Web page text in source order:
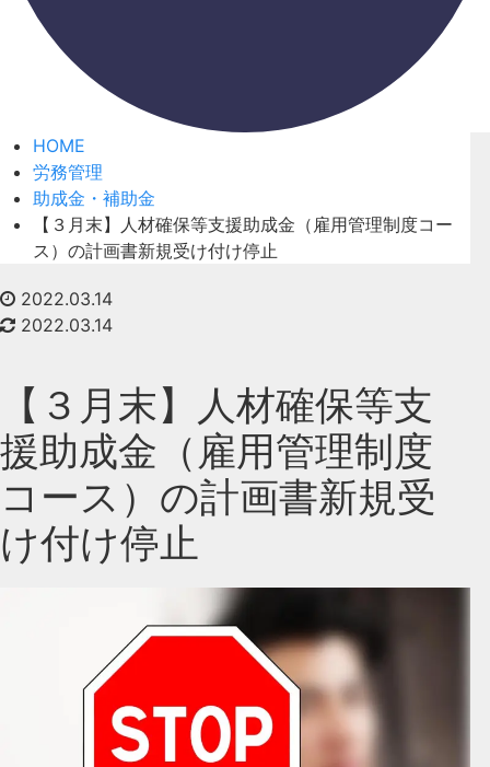
HOME
労務管理
助成金・補助金
【３月末】人材確保等支援助成金（雇用管理制度コー
ス）の計画書新規受け付け停止
2022.03.14
2022.03.14
【３月末】人材確保等支
援助成金（雇用管理制度
コース）の計画書新規受
け付け停止